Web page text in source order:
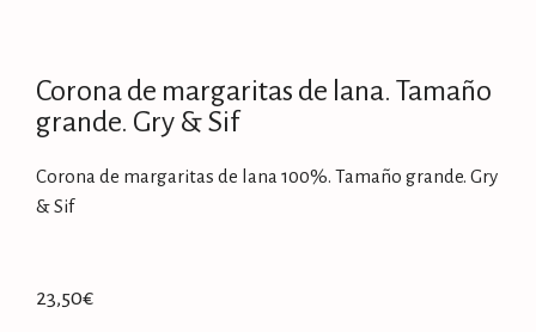
Corona de margaritas de lana. Tamaño
grande. Gry & Sif
Corona de margaritas de lana 100%. Tamaño grande. Gry
& Sif
23,50€